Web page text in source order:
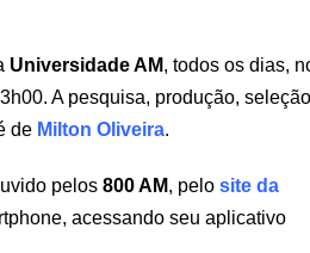
Universidade AM, todos os dias,
A pesquisa, produção, seleção
de Milton Oliveira.
pelos 800 AM, pelo site da
acessando seu aplicativo